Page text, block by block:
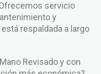
servicio
y
respaldada a largo
Revisado y con